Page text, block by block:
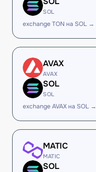
SOL
exchange TON на SOL →
AVAX
AVAX
SOL
SOL
exchange AVAX на SOL →
MATIC
MATIC
SOL